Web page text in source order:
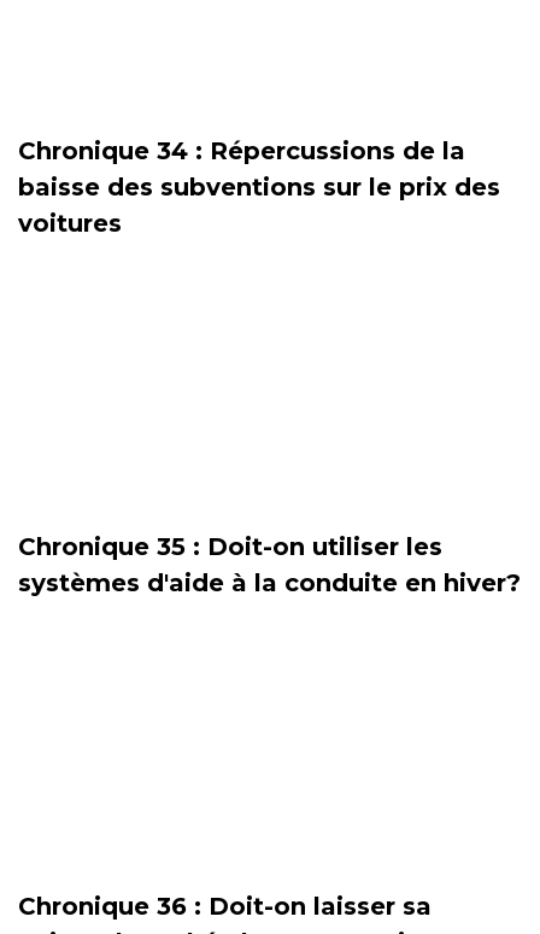
Chronique 34 : Répercussions de la
baisse des subventions sur le prix des
voitures
Chronique 35 : Doit-on utiliser les
systèmes d'aide à la conduite en hiver?
Chronique 36 : Doit-on laisser sa